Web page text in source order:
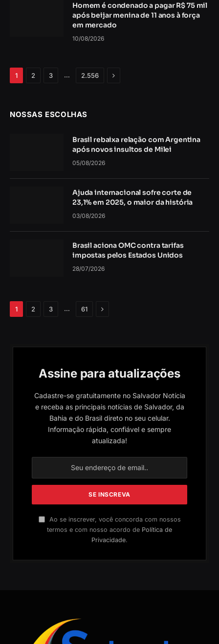
Homem é condenado a pagar R$ 75 mil
após beijar menina de 11 anos à força
em mercado
10/08/2026
1 2 3 … 2.556 Próximo
NOSSAS ESCOLHAS
Brasil rebaixa relação com Argentina
após novos insultos de Milei
05/08/2026
Ajuda internacional sofre corte de
23,1% em 2025, o maior da história
03/08/2026
Brasil aciona OMC contra tarifas
impostas pelos Estados Unidos
28/07/2026
1 2 3 … 61 Próximo
Assine para atualizações
Cadastre-se gratuitamente no Salvador Notícia
e receba as principais notícias de Salvador, da
Bahia e do Brasil direto no seu celular.
Informação rápida, confiável e sempre
atualizada!
Ao se inscrever, você concorda com nossos
termos e com nosso acordo de Política de
Privacidade.